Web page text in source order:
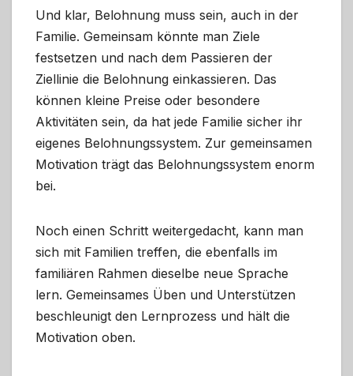
Und klar, Belohnung muss sein, auch in der
Familie. Gemeinsam könnte man Ziele
festsetzen und nach dem Passieren der
Ziellinie die Belohnung einkassieren. Das
können kleine Preise oder besondere
Aktivitäten sein, da hat jede Familie sicher ihr
eigenes Belohnungssystem. Zur gemeinsamen
Motivation trägt das Belohnungssystem enorm
bei.
Noch einen Schritt weitergedacht, kann man
sich mit Familien treffen, die ebenfalls im
familiären Rahmen dieselbe neue Sprache
lern. Gemeinsames Üben und Unterstützen
beschleunigt den Lernprozess und hält die
Motivation oben.